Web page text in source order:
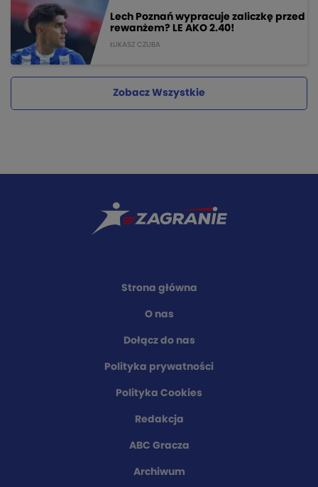
Lech Poznań wypracuje zaliczkę przed
rewanżem? LE AKO 2.40!
ŁUKASZ CZUBA
Zobacz Wszystkie
Strona główna
O nas
Dołącz do nas
Polityka prywatności
Polityka Cookies
Redakcja
ABC Gracza
Archiwum